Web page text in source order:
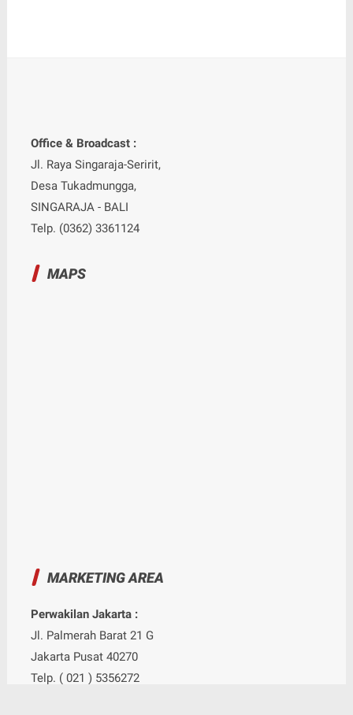
Office & Broadcast :
Jl. Raya Singaraja-Seririt,
Desa Tukadmungga,
SINGARAJA - BALI
Telp. (0362) 3361124
MAPS
MARKETING AREA
Perwakilan Jakarta :
Jl. Palmerah Barat 21 G
Jakarta Pusat 40270
Telp. ( 021 ) 5356272